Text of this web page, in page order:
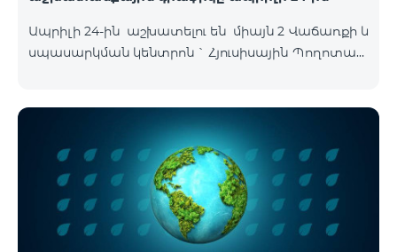
Ապրիլի 24-ին աշխատելու են միայն 2 Վաճառքի և
սպասարկման կենտրոն ` Հյուսիսային Պողոտան
«Արմենիա միջազգային օդանավակայան» ՓԲԸ
ժամանման սրահ Շուրջօրյա